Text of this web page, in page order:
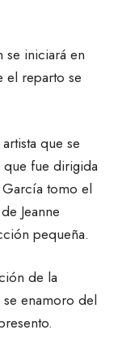
se iniciará en
el reparto se
que se
fue dirigida
tomo el
Jeanne
pequeña.
de la
enamoro del